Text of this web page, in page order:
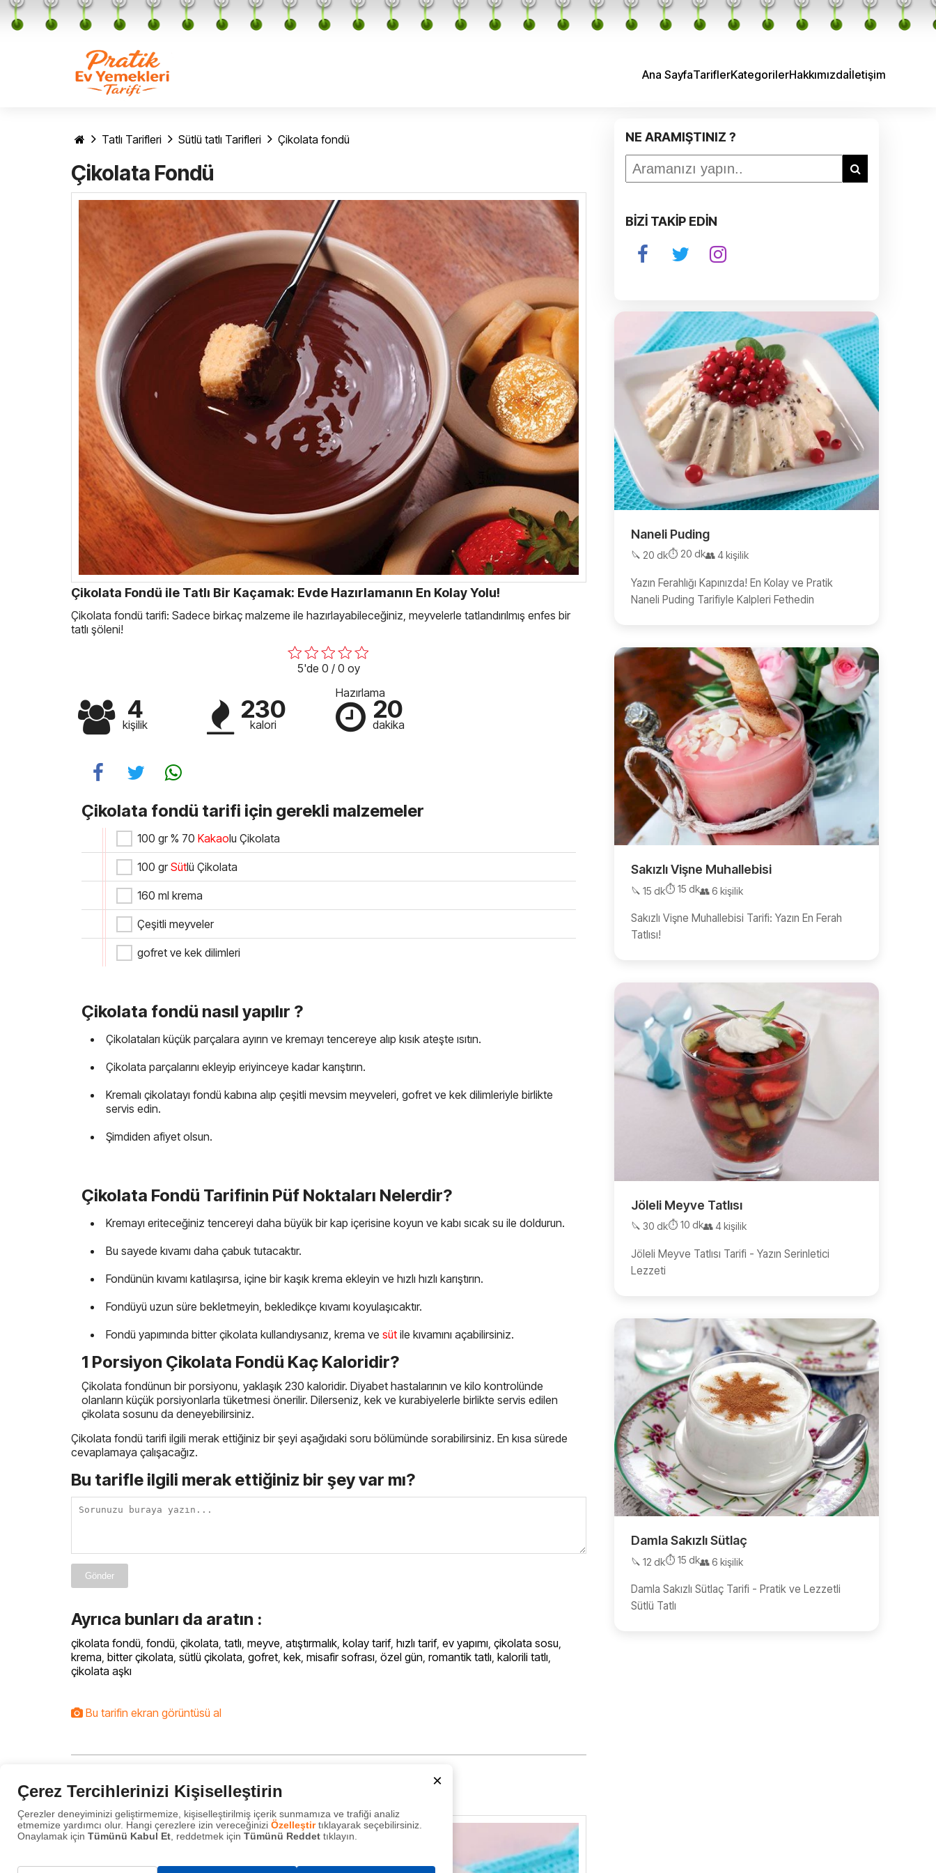
Ana SayfaTariflerKategorilerHakkımızdaİletişim
Tatlı Tarifleri Sütlü tatlı Tarifleri Çikolata fondü
Çikolata Fondü
Çikolata Fondü ile Tatlı Bir Kaçamak: Evde Hazırlamanın En Kolay Yolu!
Çikolata fondü tarifi: Sadece birkaç malzeme ile hazırlayabileceğiniz, meyvelerle tatlandırılmış enfes bir
tatlı şöleni!
5'de 0 / 0 oy
4
kişilik
230
kalori
Hazırlama
20
dakika
Çikolata fondü tarifi için gerekli malzemeler
100 gr % 70 Kakaolu Çikolata
100 grSütlü Çikolata
160 ml krema
Çeşitli meyveler
gofret ve kek dilimleri
Çikolata fondü nasıl yapılır ?
Çikolataları küçük parçalara ayırın ve kremayı tencereye alıp kısık ateşte ısıtın.
Çikolata parçalarını ekleyip eriyinceye kadar karıştırın.
Kremalı çikolatayı fondü kabına alıp çeşitli mevsim meyveleri, gofret ve kek dilimleriyle birlikte
servis edin.
Şimdiden afiyet olsun.
Çikolata Fondü Tarifinin Püf Noktaları Nelerdir?
Kremayı eriteceğiniz tencereyi daha büyük bir kap içerisine koyun ve kabı sıcak su ile doldurun.
Bu sayede kıvamı daha çabuk tutacaktır.
Fondünün kıvamı katılaşırsa, içine bir kaşık krema ekleyin ve hızlı hızlı karıştırın.
Fondüyü uzun süre bekletmeyin, bekledikçe kıvamı koyulaşıcaktır.
Fondü yapımında bitter çikolata kullandıysanız, krema ve süt ile kıvamını açabilirsiniz.
1 Porsiyon Çikolata Fondü Kaç Kaloridir?
Çikolata fondünun bir porsiyonu, yaklaşık 230 kaloridir. Diyabet hastalarının ve kilo kontrolünde
olanların küçük porsiyonlarla tüketmesi önerilir. Dilerseniz, kek ve kurabiyelerle birlikte servis edilen
çikolata sosunu da deneyebilirsiniz.
Çikolata fondü tarifi ilgili merak ettiğiniz bir şeyi aşağıdaki soru bölümünde sorabilirsiniz. En kısa sürede
cevaplamaya çalışacağız.
Bu tarifle ilgili merak ettiğiniz bir şey var mı?
Gönder
Ayrıca bunları da aratın :
çikolata fondü, fondü, çikolata, tatlı, meyve, atıştırmalık, kolay tarif, hızlı tarif, ev yapımı, çikolata sosu,
krema, bitter çikolata, sütlü çikolata, gofret, kek, misafir sofrası, özel gün, romantik tatlı, kalorili tatlı,
çikolata aşkı
Bu tarifin ekran görüntüsü al
Naneli Puding
NE ARAMIŞTINIZ ?
BİZİ TAKİP EDİN
Naneli Puding
🔪 20 dk⏱️ 20 dk👥 4 kişilik
Yazın Ferahlığı Kapınızda! En Kolay ve Pratik
Naneli Puding Tarifiyle Kalpleri Fethedin
Sakızlı Vişne Muhallebisi
🔪 15 dk⏱️ 15 dk👥 6 kişilik
Sakızlı Vişne Muhallebisi Tarifi: Yazın En Ferah
Tatlısı!
Jöleli Meyve Tatlısı
🔪 30 dk⏱️ 10 dk👥 4 kişilik
Jöleli Meyve Tatlısı Tarifi - Yazın Serinletici
Lezzeti
Damla Sakızlı Sütlaç
🔪 12 dk⏱️ 15 dk👥 6 kişilik
Damla Sakızlı Sütlaç Tarifi - Pratik ve Lezzetli
Sütlü Tatlı
×
Çerez Tercihlerinizi Kişiselleştirin
Çerezler deneyiminizi geliştirmemize, kişiselleştirilmiş içerik sunmamıza ve trafiği analiz
etmemize yardımcı olur. Hangi çerezlere izin vereceğinizi Özelleştirtıklayarak seçebilirsiniz.
Onaylamak için Tümünü Kabul Et , reddetmek için Tümünü Reddet tıklayın.
Gerekli Çerezler